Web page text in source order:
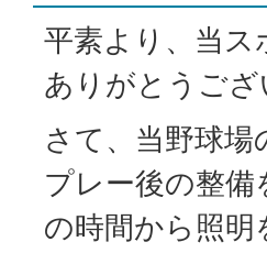
平素より、当
ありがとうござ
さて、当野球
プレー後の整備
の時間から照